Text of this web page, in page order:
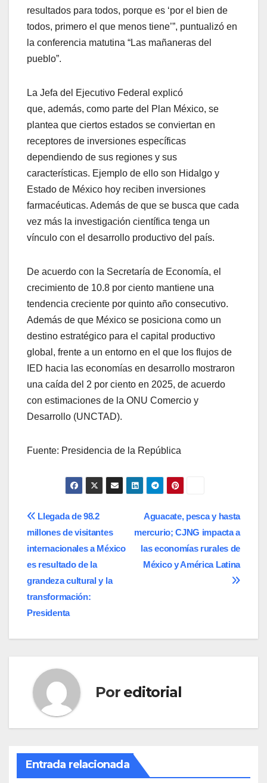
resultados para todos, porque es ‘por el bien de
todos, primero el que menos tiene’”, puntualizó en
la conferencia matutina “Las mañaneras del
pueblo”.
La Jefa del Ejecutivo Federal explicó
que, además, como parte del Plan México, se
plantea que ciertos estados se conviertan en
receptores de inversiones específicas
dependiendo de sus regiones y sus
características. Ejemplo de ello son Hidalgo y
Estado de México hoy reciben inversiones
farmacéuticas. Además de que se busca que cada
vez más la investigación científica tenga un
vínculo con el desarrollo productivo del país.
De acuerdo con la Secretaría de Economía, el
crecimiento de 10.8 por ciento mantiene una
tendencia creciente por quinto año consecutivo.
Además de que México se posiciona como un
destino estratégico para el capital productivo
global, frente a un entorno en el que los flujos de
IED hacia las economías en desarrollo mostraron
una caída del 2 por ciento en 2025, de acuerdo
con estimaciones de la ONU Comercio y
Desarrollo (UNCTAD).
Fuente: Presidencia de la República
Navegación
de
entradas
Aguacate, pesca y hasta
mercurio; CJNG impacta a
las economías rurales de
México y América Latina
Llegada de 98.2
millones de visitantes
internacionales a México
es resultado de la
grandeza cultural y la
transformación:
Presidenta
Por editorial
Entrada relacionada